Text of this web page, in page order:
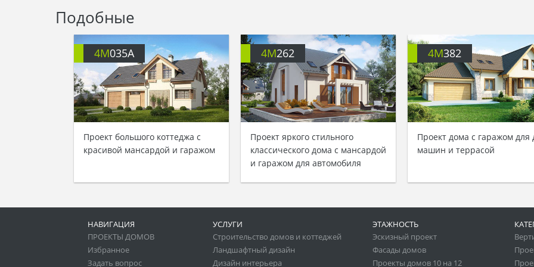
Подобные
4M035A
Проект большого коттеджа с
красивой мансардой и гаражом
4M262
Проект яркого стильного
классического дома с мансардой
и гаражом для автомобиля
4M382
Проект дома с гаражом для
машин и террасой
НАВИГАЦИЯ
ПРОЕКТЫ ДОМОВ
Избранное
Задать вопрос
УСЛУГИ
Строительство домов и коттеджей
Ландшафтный дизайн
Дизайн интерьера
ЭТАЖНОСТЬ
Эскизный проект
Фасады домов
Проекты домов 10 на 12